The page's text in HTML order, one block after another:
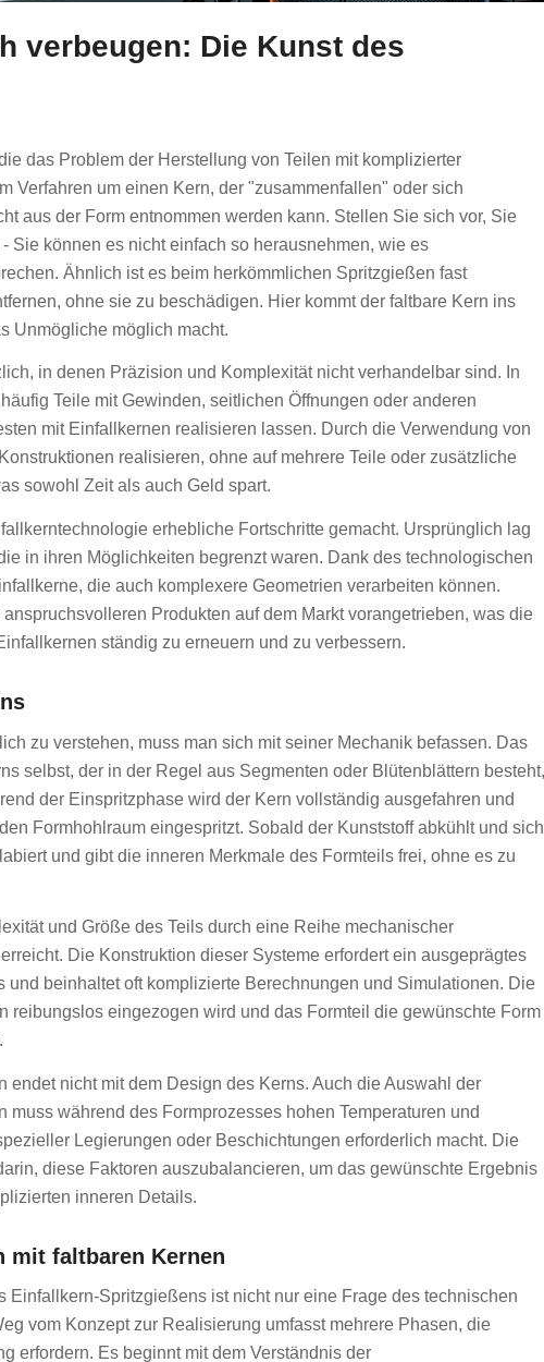
verbeugen: Die Kunst des
das Problem der Herstellung von Teilen mit komplizierter
Verfahren um einen Kern, der "zusammenfallen" oder sich
aus der Form entnommen werden kann. Stellen Sie sich vor, Sie
Sie können es nicht einfach so herausnehmen, wie es
Ähnlich ist es beim herkömmlichen Spritzgießen fast
ohne sie zu beschädigen. Hier kommt der faltbare Kern ins
Unmögliche möglich macht.
in denen Präzision und Komplexität nicht verhandelbar sind. In
Teile mit Gewinden, seitlichen Öffnungen oder anderen
mit Einfallkernen realisieren lassen. Durch die Verwendung von
realisieren, ohne auf mehrere Teile oder zusätzliche
sowohl Zeit als auch Geld spart.
erhebliche Fortschritte gemacht. Ursprünglich lag
in ihren Möglichkeiten begrenzt waren. Dank des technologischen
die auch komplexere Geometrien verarbeiten können.
Produkten auf dem Markt vorangetrieben, was die
ständig zu erneuern und zu verbessern.
zu verstehen, muss man sich mit seiner Mechanik befassen. Das
selbst, der in der Regel aus Segmenten oder Blütenblättern besteht,
der Einspritzphase wird der Kern vollständig ausgefahren und
Formhohlraum eingespritzt. Sobald der Kunststoff abkühlt und sich
und gibt die inneren Merkmale des Formteils frei, ohne es zu
und Größe des Teils durch eine Reihe mechanischer
Die Konstruktion dieser Systeme erfordert ein ausgeprägtes
beinhaltet oft komplizierte Berechnungen und Simulationen. Die
reibungslos eingezogen wird und das Formteil die gewünschte Form
nicht mit dem Design des Kerns. Auch die Auswahl der
während des Formprozesses hohen Temperaturen und
Legierungen oder Beschichtungen erforderlich macht. Die
diese Faktoren auszubalancieren, um das gewünschte Ergebnis
inneren Details.
mit faltbaren Kernen
Einfallkern-Spritzgießens ist nicht nur eine Frage des technischen
vom Konzept zur Realisierung umfasst mehrere Phasen, die
erfordern. Es beginnt mit dem Verständnis der